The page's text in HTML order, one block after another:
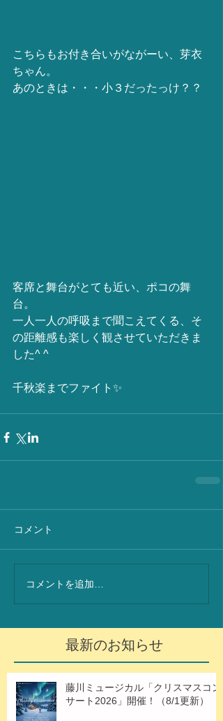
こちらもお付き合いがながーい、芽衣
ちゃん。
あのときは・・・小３だったっけ？？
客席と舞台がとても近い、ポコの舞
台。
一人一人の呼吸まで聞こえてくる、そ
の距離感も楽しく観させていただきま
した^ ^
千秋楽までファイト✨
コメント
コメントを追加…
最新のお知らせ
藤川ミュージカル「クリスマスコン
サート2026」開催！（8/1更新）